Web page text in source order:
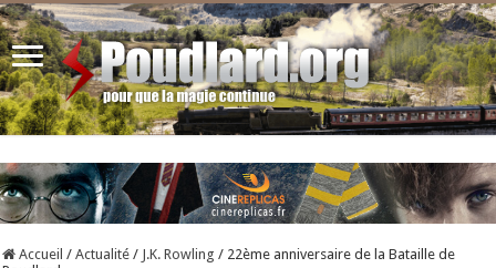
Accueil / Actualité / J.K. Rowling / 22ème anniversaire de la Bataille de